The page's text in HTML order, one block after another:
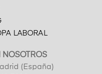
LABORAL
(España)